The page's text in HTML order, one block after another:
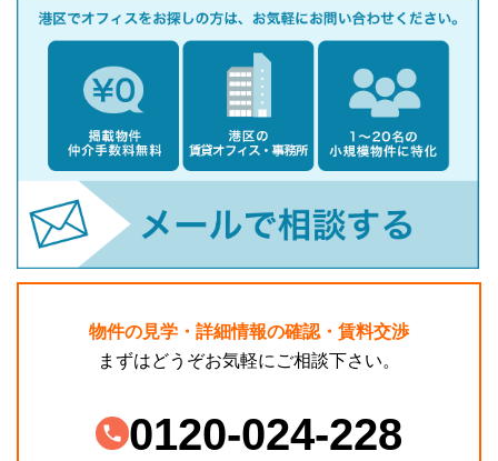
物件の見学・詳細情報の確認・賃料交渉
まずはどうぞお気軽にご相談下さい。
0120-024-228